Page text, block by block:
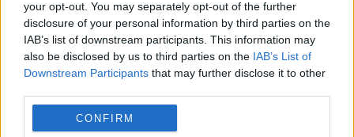
your opt-out. You may separately opt-out of the further
disclosure of your personal information by third parties on the
IAB’s list of downstream participants. This information may
also be disclosed by us to third parties on the IAB’s List of
Downstream Participants that may further disclose it to other
CONFIRM